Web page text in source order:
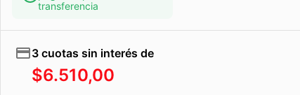
transferencia
3 cuotas sin interés de
$6.510,00